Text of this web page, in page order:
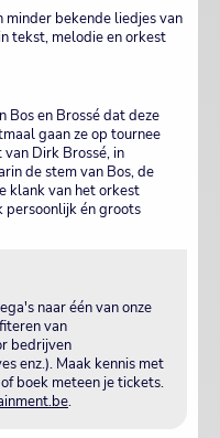
bekende liedjes van
tekst, melodie en orkest
Bos en Brossé dat deze
gaan ze op tournee
van Dirk Brossé, in
de stem van Bos, de
klank van het orkest
persoonlijk én groots
naar één van onze
van
bedrijven
enz.). Maak kennis met
boek meteen je tickets.
.